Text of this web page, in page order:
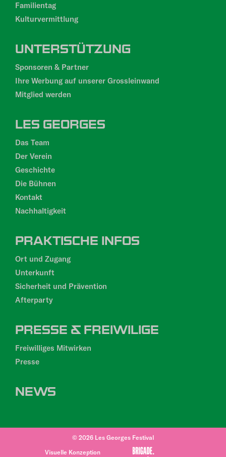
Familientag
Kulturvermittlung
UNTERSTÜTZUNG
Sponsoren & Partner
Ihre Werbung auf unserer Grossleinwand
Mitglied werden
LES GEORGES
Das Team
Der Verein
Geschichte
Die Bühnen
Kontakt
Nachhaltigkeit
PRAKTISCHE INFOS
Ort und Zugang
Unterkunft
Sicherheit und Prävention
Afterparty
PRESSE & FREIWILIGE
Freiwilliges Mitwirken
Presse
NEWS
© 2026 Les Georges Festival
Visuelle Konzeption